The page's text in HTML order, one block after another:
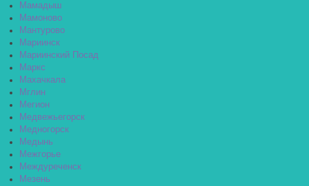
Мамадыш
Мамоново
Мантурово
Мариинск
Мариинский Посад
Маркс
Махачкала
Мглин
Мегион
Медвежьегорск
Медногорск
Медынь
Межгорье
Междуреченск
Мезень